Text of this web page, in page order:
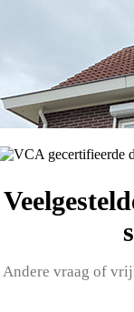
Andere vraag of